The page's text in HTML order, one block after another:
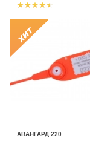
АВАНГАРД 220